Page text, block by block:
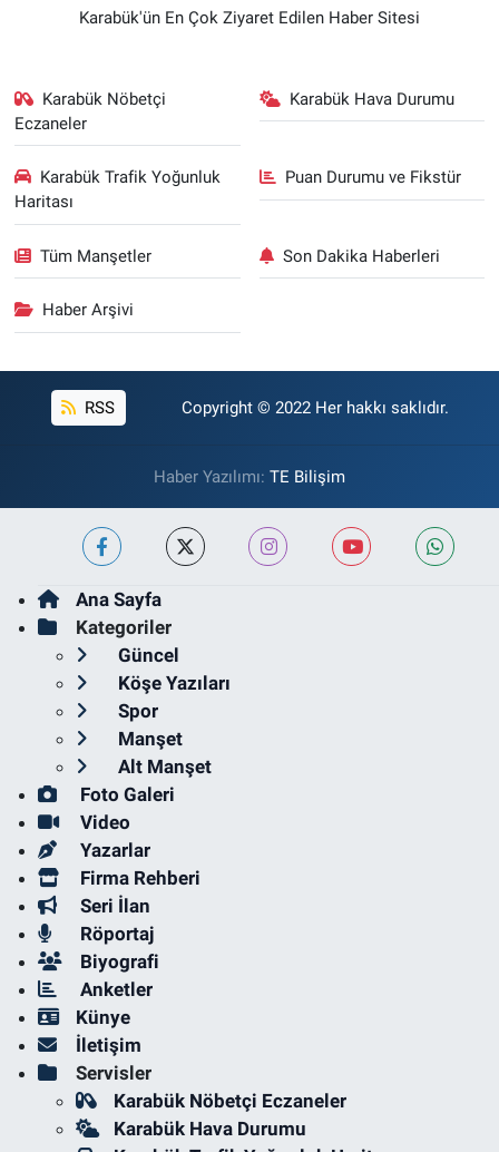
Karabük'ün En Çok Ziyaret Edilen Haber Sitesi
Karabük Nöbetçi
Eczaneler
Karabük Hava Durumu
Karabük Trafik Yoğunluk
Haritası
Puan Durumu ve Fikstür
Tüm Manşetler Son Dakika Haberleri
Haber Arşivi
RSS Copyright © 2022 Her hakkı saklıdır.
Haber Yazılımı: TE Bilişim
Ana Sayfa
Kategoriler
Güncel
Köşe Yazıları
Spor
Manşet
Alt Manşet
Foto Galeri
Video
Yazarlar
Firma Rehberi
Seri İlan
Röportaj
Biyografi
Anketler
Künye
İletişim
Servisler
Karabük Nöbetçi Eczaneler
Karabük Hava Durumu